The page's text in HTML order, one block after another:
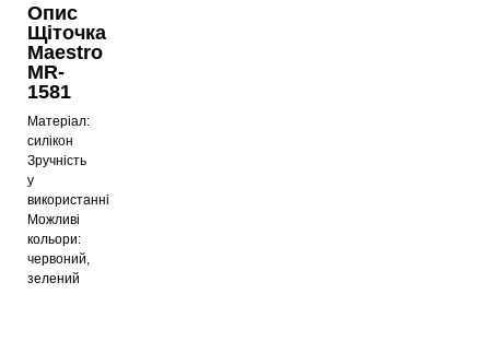
Опис
Щіточка
Maestro
MR-
1581
Матеріал:
силікон
Зручність
у
використанні
Можливі
кольори:
червоний,
зелений